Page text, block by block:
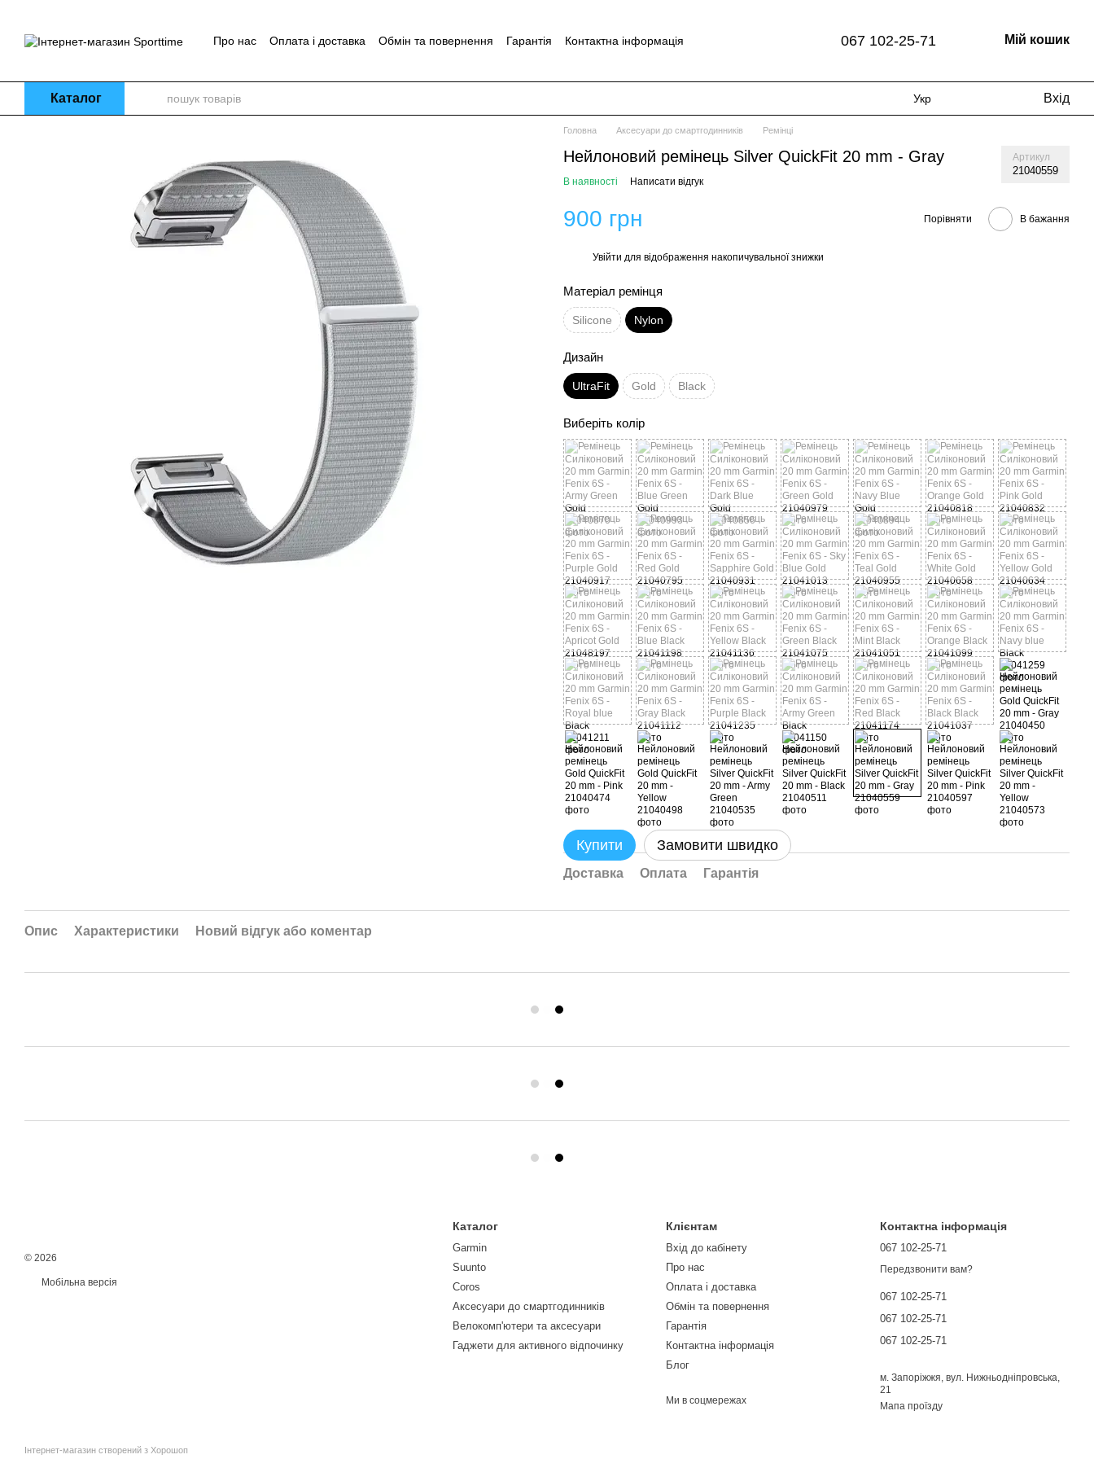
Про нас Оплата і доставка Обмін та повернення Гарантія
Контактна інформація
067 102-25-71 Мій кошик
Каталог Укр Вхід
Головна Аксесуари до смартгодинників Ремінці
Нейлоновий ремінець Silver QuickFit 20 mm - Gray Артикул
21040559
В наявності Написати відгук
900 грн Порівняти В бажання
Увійти для відображення накопичувальної знижки
Матеріал ремінця
Silicone Nylon
Дизайн
UltraFit Gold Black
Виберіть колір
Купити Замовити швидко
Доставка Оплата Гарантія
Опис Характеристики Новий відгук або коментар
© 2026
Мобільна версія
Інтернет-магазин створений з Хорошоп
Каталог
Garmin
Suunto
Coros
Аксесуари до смартгодинників
Велокомп'ютери та аксесуари
Гаджети для активного відпочинку
Клієнтам
Вхід до кабінету
Про нас
Оплата і доставка
Обмін та повернення
Гарантія
Контактна інформація
Блог
Ми в соцмережах
Контактна інформація
067 102-25-71
Передзвонити вам?
067 102-25-71
067 102-25-71
067 102-25-71
м. Запоріжжя, вул. Нижньодніпровська,
21
Мапа проїзду